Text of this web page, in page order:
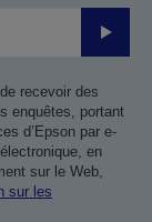
Valider
recevoir des
enquêtes, portant
d’Epson par e-
en
sur le Web,
sur les